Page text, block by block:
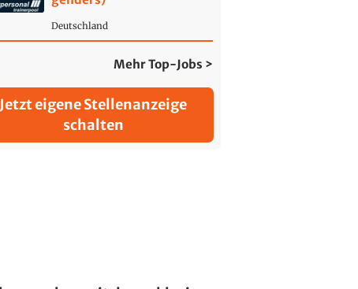
Deutschland
Mehr Top-Jobs >
Jetzt eigene Stellenanzeige
schalten